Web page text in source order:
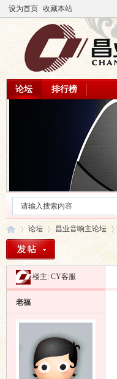
设为首页 收藏本站
论坛 排行榜
»
论坛
›
昌业音响主论坛
楼主: CY客服
老福